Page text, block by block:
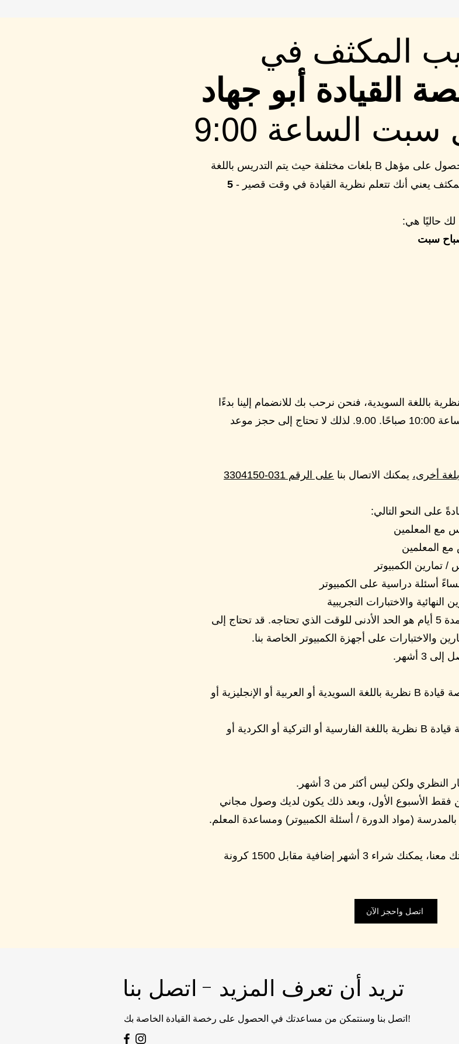
المكثف في
القيادة أبو جهاد
سبت الساعة 9:00
يتم تقديم تعليمنا المكثف للحصول على مؤهل B بلغات مختلفة حيث يتم التدريس باللغة
يعني أنك تتعلم نظرية القيادة في وقت قصير - 5
لك حاليًا هي:
سبت
باللغة السويدية، فنحن نرحب بك للانضمام إلينا بدءًا
من صباح يوم السبت في الساعة 10:00 صباحًا. 9.00. لذلك لا تحتاج إلى حجز موعد
بلغة أخرى، يمكنك الاتصال بنا على الرقم 031-3304150
على النحو التالي:
يرجى ملاحظة أن التدريب لمدة 5 أيام هو الحد الأدنى للوقت الذي تحتاجه. قد تحتاج إلى
والاختبارات على أجهزة الكمبيوتر الخاصة بنا.
3 أشهر.
- 3500 كرونة سويدية - رخصة قيادة B نظرية باللغة السويدية أو العربية أو الإنجليزية أو
- 4000 كرونة سويدية رخصة قيادة B نظرية باللغة الفارسية أو التركية أو الكردية أو
ولكن ليس أكثر من 3 أشهر.
فقط الأسبوع الأول، وبعد ذلك يكون لديك وصول مجاني
بالمدرسة (مواد الدورة / أسئلة الكمبيوتر) ومساعدة المعلم.
إذا كنت ترغب في تمديد وقتك معنا، يمكنك شراء 3 أشهر إضافية مقابل 1500 كرونة
اتصل واحجز الآن
تريد أن تعرف المزيد - اتصل بنا
اتصل بنا وسنتمكن من مساعدتك في الحصول على رخصة القيادة الخاصة بك!